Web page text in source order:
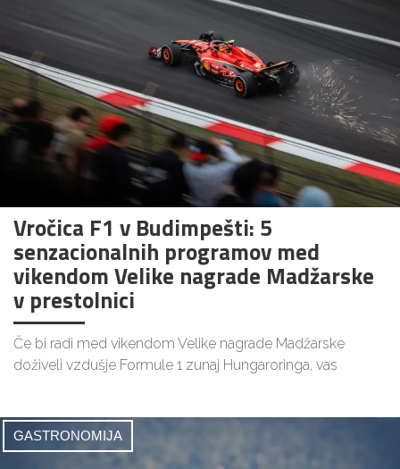
Vročica F1 v Budimpešti: 5
senzacionalnih programov med
vikendom Velike nagrade Madžarske
v prestolnici
Če bi radi med vikendom Velike nagrade Madžarske
doživeli vzdušje Formule 1 zunaj Hungaroringa, vas
GASTRONOMIJA